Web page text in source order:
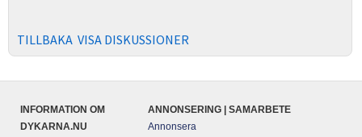
TILLBAKA VISA DISKUSSIONER
INFORMATION OM
DYKARNA.NU
ANNONSERING | SAMARBETE
Annonsera